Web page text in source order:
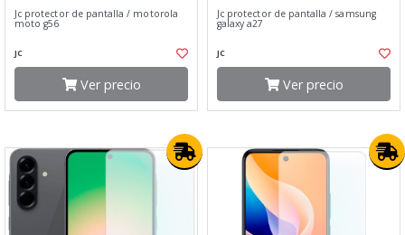
Jc protector de pantalla / motorola
moto g56
JC
Ver precio
Jc protector de pantalla / samsung
galaxy a27
JC
Ver precio